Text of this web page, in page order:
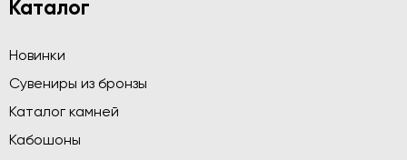
Каталог
Новинки
Сувениры из бронзы
Каталог камней
Кабошоны